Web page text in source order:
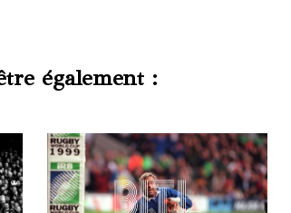
également :